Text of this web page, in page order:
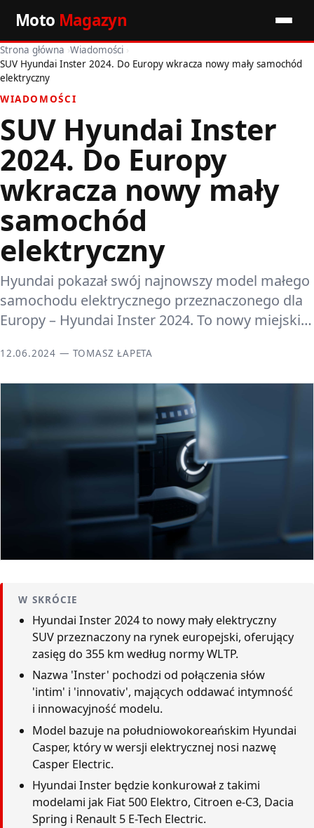
Moto Magazyn
Start
Wiadomości
Premiery
Porady motoryzacyjne
Pozostałe artykuły
Strona główna ›Wiadomości ›
SUV Hyundai Inster 2024. Do Europy wkracza nowy mały samochód
elektryczny
WIADOMOŚCI
SUV Hyundai Inster
2024. Do Europy
wkracza nowy mały
samochód
elektryczny
Hyundai pokazał swój najnowszy model małego
samochodu elektrycznego przeznaczonego dla
Europy – Hyundai Inster 2024. To nowy miejski…
12.06.2024 — TOMASZ ŁAPETA
W SKRÓCIE
Hyundai Inster 2024 to nowy mały elektryczny
SUV przeznaczony na rynek europejski, oferujący
zasięg do 355 km według normy WLTP.
Nazwa 'Inster' pochodzi od połączenia słów
'intim' i 'innovativ', mających oddawać intymność
i innowacyjność modelu.
Model bazuje na południowokoreańskim Hyundai
Casper, który w wersji elektrycznej nosi nazwę
Casper Electric.
Hyundai Inster będzie konkurował z takimi
modelami jak Fiat 500 Elektro, Citroen e-C3, Dacia
Spring i Renault 5 E-Tech Electric.